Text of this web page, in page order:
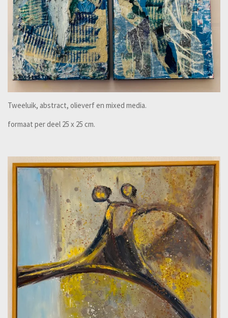
Tweeluik, abstract, olieverf en mixed media.
formaat per deel 25 x 25 cm.